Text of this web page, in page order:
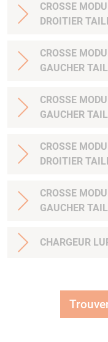
CROSSE
DROITIER
CROSSE
GAUCHER
CROSSE
GAUCHER
CROSSE
DROITIER
CROSSE
GAUCHER
CHARGEUR